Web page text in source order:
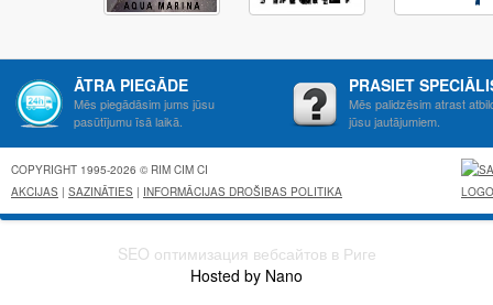
ĀTRA PIEGĀDE
Mēs piegādāsim jums jūsu
pasūtījumu īsā laikā.
PRASIET
Mēs palidzēsim atrast
jūsu jautājumiem.
COPYRIGHT 1995-2026 © RIM CIM CI
AKCIJAS | SAZINĀTIES | INFORMĀCIJAS DROŠIBAS POLITIKA
SEO оптимизация вебсайтов в Риге
Hosted by Nano